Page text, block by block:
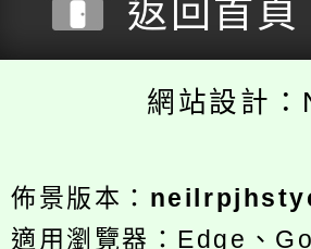
返回首頁
網站設計
佈景版本：
適用瀏覽器：Edge、